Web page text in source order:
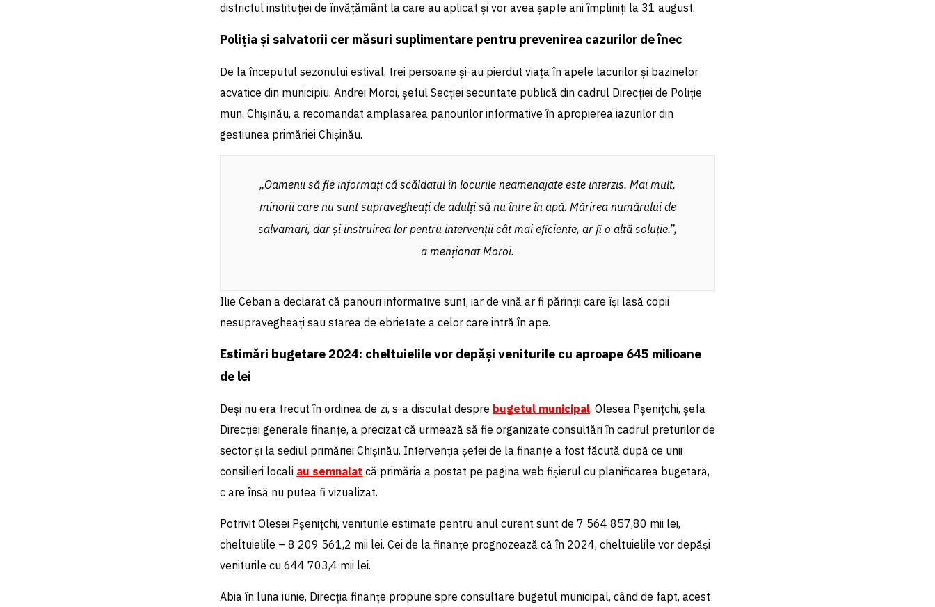
districtul instituției de învățământ la care au aplicat și vor avea șapte ani împliniți la 31 august.
Poliția și salvatorii cer măsuri suplimentare pentru prevenirea cazurilor de înec
De la începutul sezonului estival, trei persoane și-au pierdut viața în apele lacurilor și bazinelor
acvatice din municipiu. Andrei Moroi, șeful Secției securitate publică din cadrul Direcției de Poliție
mun. Chișinău, a recomandat amplasarea panourilor informative în apropierea iazurilor din
gestiunea primăriei Chișinău.
„Oamenii să fie informați că scăldatul în locurile neamenajate este interzis. Mai mult,
minorii care nu sunt supravegheați de adulți să nu între în apă. Mărirea numărului de
salvamari, dar și instruirea lor pentru intervenții cât mai eficiente, ar fi o altă soluție.”,
a menționat Moroi.
Ilie Ceban a declarat că panouri informative sunt, iar de vină ar fi părinții care își lasă copii
nesupravegheați sau starea de ebrietate a celor care intră în ape.
Estimări bugetare 2024: cheltuielile vor depăși veniturile cu aproape 645 milioane
de lei
Deși nu era trecut în ordinea de zi, s-a discutat despre bugetul municipal. Olesea Pșenițchi, șefa
Direcției generale finanțe, a precizat că urmează să fie organizate consultări în cadrul preturilor de
sector și la sediul primăriei Chișinău. Intervenția șefei de la finanțe a fost făcută după ce unii
consilieri locali au semnalat că primăria a postat pe pagina web fișierul cu planificarea bugetară,
c are însă nu putea fi vizualizat.
Potrivit Olesei Pșenițchi, veniturile estimate pentru anul curent sunt de 7 564 857,80 mii lei,
cheltuielile – 8 209 561,2 mii lei. Cei de la finanțe prognozează că în 2024, cheltuielile vor depăși
veniturile cu 644 703,4 mii lei.
Abia în luna iunie, Direcția finanțe propune spre consultare bugetul municipal, când de fapt, acest